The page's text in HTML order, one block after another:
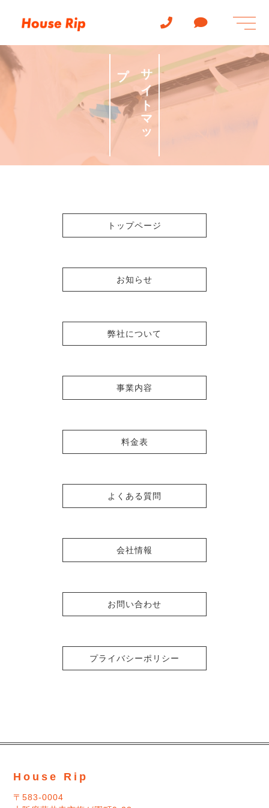
t
o
g
l
e
n
サ
イ
ト
マ
ッ
プ
トップページ
お知らせ
弊社について
事業内容
料金表
よくある質問
会社情報
お問い合わせ
プライバシーポリシー
House Rip
〒583-0004